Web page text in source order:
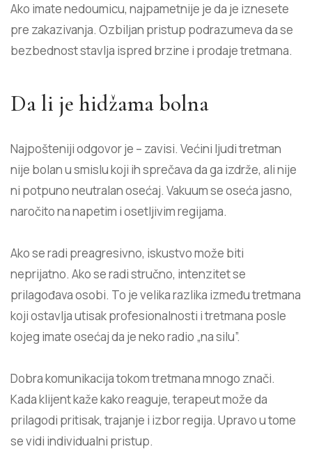
Ako imate nedoumicu, najpametnije je da je iznesete
pre zakazivanja. Ozbiljan pristup podrazumeva da se
bezbednost stavlja ispred brzine i prodaje tretmana.
Da li je hidžama bolna
Najpošteniji odgovor je – zavisi. Većini ljudi tretman
nije bolan u smislu koji ih sprečava da ga izdrže, ali nije
ni potpuno neutralan osećaj. Vakuum se oseća jasno,
naročito na napetim i osetljivim regijama.
Ako se radi preagresivno, iskustvo može biti
neprijatno. Ako se radi stručno, intenzitet se
prilagođava osobi. To je velika razlika izmeđutretmana
kojiostavlja utisak profesionalnosti i tretmana posle
kojeg imate osećaj da je neko radio „na silu”.
Dobra komunikacija tokom tretmana mnogo znači.
Kada klijent kaže kako reaguje, terapeut može da
prilagodi pritisak, trajanje i izbor regija. Upravo u tome
se vidi individualni pristup.